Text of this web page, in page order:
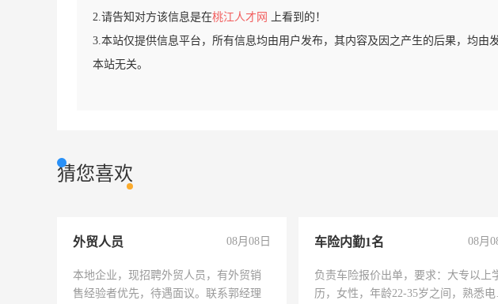
2.请告知对方该信息是在桃江人才网
上看到的！
3.本站仅提供信息平台，所有信息均由用户发布，其内容及因之产生的后果，均由
本站无关。
猜您喜欢
外贸人员 08月08日
本地企业，现招聘外贸人员，有外贸销
售经验者优先，待遇面议。联系郭经理
车险内勤1名 08月
负责车险报价出单，要求：大专以上
历，女性，年龄22-35岁之间，熟悉电